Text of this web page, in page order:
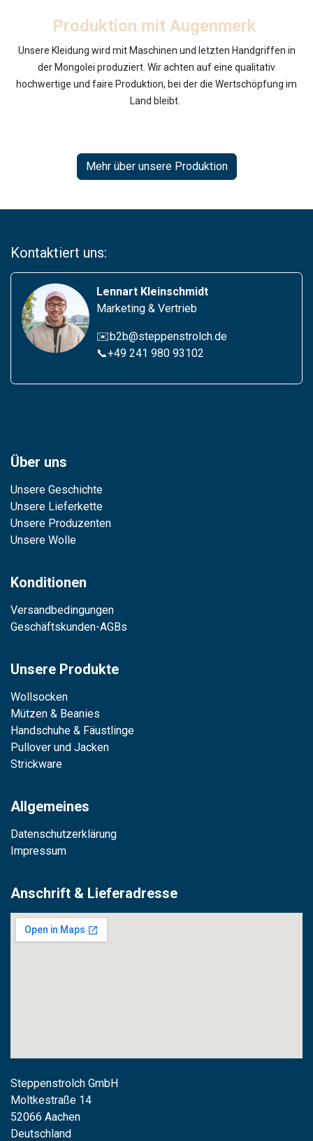
Produktion mit Augenmerk
Unsere Kleidung wird mit Maschinen und letzten Handgriffen in
der Mongolei produziert. Wir achten auf eine qualitativ
hochwertige und faire Produktion, bei der die Wertschöpfung im
Land bleibt.
Mehr über unsere Produktion
Kontaktiert uns:
Lennart Kleinschmidt
Marketing & Vertrieb
✉️b2b@steppenstrolch.de
📞+49 241 980 93102
Über uns
Unsere Geschichte
Unsere Lieferkette
Unsere Produzenten
Unsere Wolle
Konditionen
Versandbedingungen
Geschäftskunden-AGBs
Unsere Produkte
Wollsocken
Mützen & Beanies
Handschuhe & Fäustlinge
Pullover und Jacken
Strickware
Allgemeines
Datenschutzerklärung
Impressum
Anschrift & Lieferadresse
Steppenstrolch GmbH
Moltkestraße 14
52066 Aachen
Deutschland